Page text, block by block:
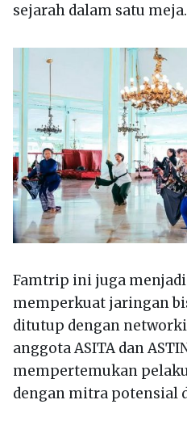
sejarah dalam satu meja.
Famtrip ini juga
memperkuat jaringan
ditutup dengan
anggota ASITA dan
mempertemukan
dengan mitra potensial